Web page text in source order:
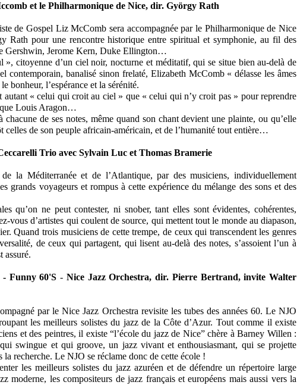
et le Philharmonique de Nice, dir. György Rath
de Gospel Liz McComb sera accompagnée par le Philharmonique de Nice
Rath pour une rencontre historique entre spiritual et symphonie, au fil des
Gershwin, Jerome Kern, Duke Ellington…
», citoyenne d’un ciel noir, nocturne et méditatif, qui se situe bien au-delà de
contemporain, banalisé sinon frelaté, Elizabeth McComb « délasse les âmes
bonheur, l’espérance et la sérénité.
« celui qui croit au ciel » que « celui qui n’y croit pas » pour reprendre
Louis Aragon…
de ses notes, même quand son chant devient une plainte, ou qu’elle
celles de son peuple africain-américain, et de l’humanité tout entière…
Trio avec Sylvain Luc et Thomas Bramerie
la Méditerranée et de l’Atlantique, par des musiciens, individuellement
grands voyageurs et rompus à cette expérience du mélange des sons et des
qu’on ne peut contester, ni snober, tant elles sont évidentes, cohérentes,
vous d’artistes qui coulent de source, qui mettent tout le monde au diapason,
Quand trois musiciens de cette trempe, de ceux qui transcendent les genres
de ceux qui partagent, qui lisent au-delà des notes, s’assoient l’un à
assuré.
Funny 60'S - Nice Jazz Orchestra, dir. Pierre Bertrand, invite Walter
par le Nice Jazz Orchestra revisite les tubes des années 60. Le NJO
les meilleurs solistes du jazz de la Côte d’Azur. Tout comme il existe
et des peintres, il existe “l’école du jazz de Nice” chère à Barney Willen :
swingue et qui groove, un jazz vivant et enthousiasmant, qui se projette
la recherche. Le NJO se réclame donc de cette école !
les meilleurs solistes du jazz azuréen et de défendre un répertoire large
moderne, les compositeurs de jazz français et européens mais aussi vers la